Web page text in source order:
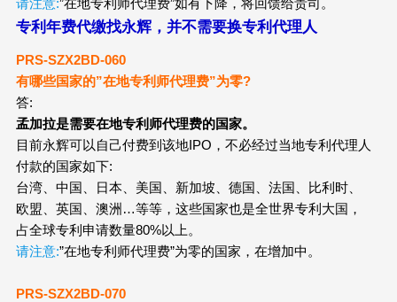
专利年费代缴找永辉，并不需要换专利代理人
PRS-SZX2BD-060
有哪些国家的”在地专利师代理费”为零?
答:
孟加拉是需要在地专利师代理费的国家。
目前永辉可以自己付费到该地IPO，不必经过当地专利代理人
付款的国家如下:
台湾、中国、日本、美国、新加坡、德国、法国、比利时、
欧盟、英国、澳洲…等等，这些国家也是全世界专利大国，
占全球专利申请数量80%以上。
请注意:”在地专利师代理费”为零的国家，在增加中。
PRS-SZX2BD-070